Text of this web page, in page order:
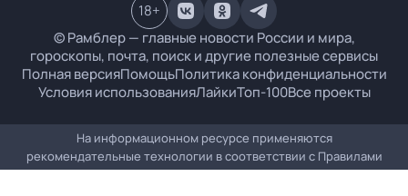
© Рамблер — главные новости России и мира,
гороскопы, почта, поиск и другие полезные сервисы
Полная версияПомощьПолитика конфиденциальности
Условия использованияЛайкиТоп-100Все проекты
18+
На информационном ресурсе применяются
рекомендательные технологии в соответствии с Правилами